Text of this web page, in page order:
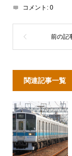
コメント: 0
関連記事一覧